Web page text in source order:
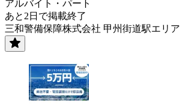
アルバイト・パート
あと2日で掲載終了
三和警備保障株式会社 甲州街道駅エリア